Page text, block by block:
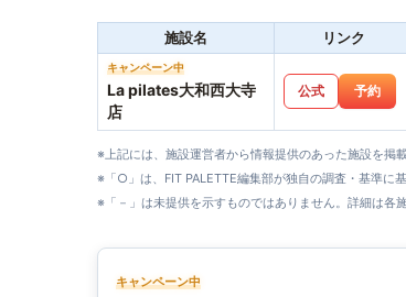
施設名 リンク
キャンペーン中
La pilates大和西大寺
店
公式 予約
※上記には、施設運営者から情報提供のあった施設を掲
※「○」は、FIT PALETTE編集部が独自の調査・基準に
※「－」は未提供を示すものではありません。詳細は各
キャンペーン中